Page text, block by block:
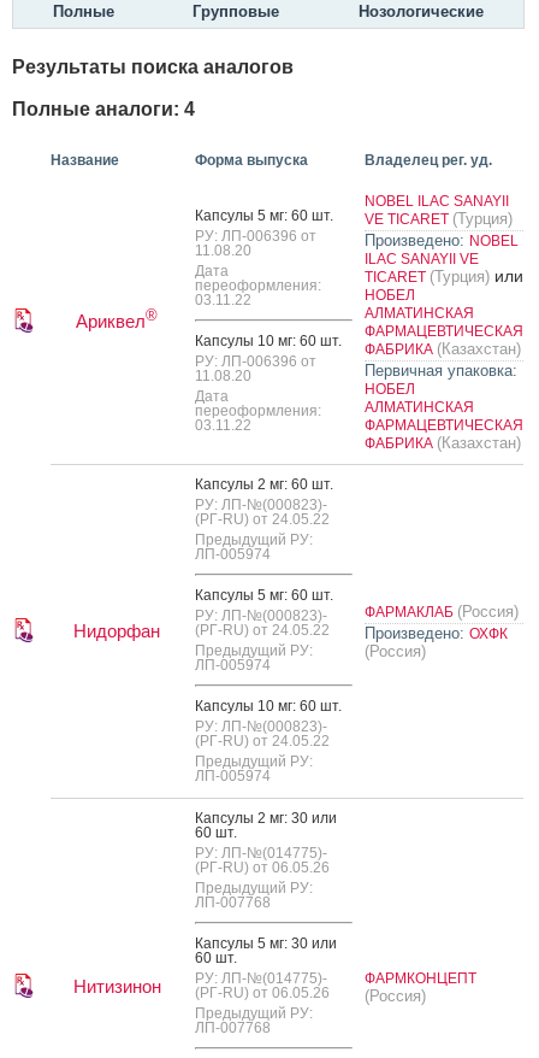
Полные Групповые Нозологические
Результаты поиска аналогов
Полные аналоги: 4
Название Форма выпуска Владелец рег. уд.
Ариквел®
Кап­су­лы 5 мг: 60 шт.
РУ: ЛП-006396 от
11.08.20
Дата
переоформления:
03.11.22
Кап­су­лы 10 мг: 60 шт.
РУ: ЛП-006396 от
11.08.20
Дата
переоформления:
03.11.22
NOBEL ILAC SANAYII
VE TICARET (Турция)
Произведено: NOBEL
ILAC SANAYII VE
TICARET (Турция) или
НОБЕЛ
АЛМАТИНСКАЯ
ФАРМАЦЕВТИЧЕСКАЯ
ФАБРИКА (Казахстан)
Первичная упаковка:
НОБЕЛ
АЛМАТИНСКАЯ
ФАРМАЦЕВТИЧЕСКАЯ
ФАБРИКА (Казахстан)
Нидорфан
Кап­су­лы 2 мг: 60 шт.
РУ: ЛП-№(000823)-
(РГ-RU) от 24.05.22
Предыдущий РУ:
ЛП-005974
Кап­су­лы 5 мг: 60 шт.
РУ: ЛП-№(000823)-
(РГ-RU) от 24.05.22
Предыдущий РУ:
ЛП-005974
Кап­су­лы 10 мг: 60 шт.
РУ: ЛП-№(000823)-
(РГ-RU) от 24.05.22
Предыдущий РУ:
ЛП-005974
ФАРМАКЛАБ (Россия)
Произведено: ОХФК
(Россия)
Нитизинон
Кап­су­лы 2 мг: 30 или
60 шт.
РУ: ЛП-№(014775)-
(РГ-RU) от 06.05.26
Предыдущий РУ:
ЛП-007768
Кап­су­лы 5 мг: 30 или
60 шт.
РУ: ЛП-№(014775)-
(РГ-RU) от 06.05.26
Предыдущий РУ:
ЛП-007768
ФАРМКОНЦЕПТ
(Россия)